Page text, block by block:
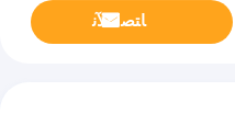
ﺎﺘﺼﻟ ﺍﻶﻧ